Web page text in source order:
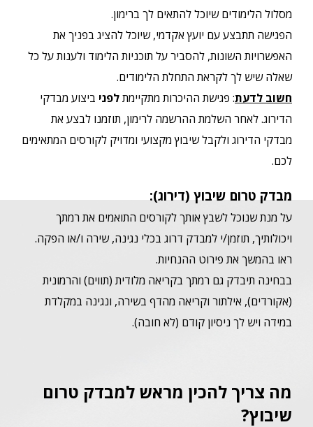
מסלול הלימודים שיוכל להתאים לך ברימון.
הפגישה תתבצע עם יועץ אקדמי, שיוכל להציג בפניך את
האפשרויות השונות, להסביר על תוכניות הלימוד ולענות על כל
שאלה שיש לך לקראת התחלת הלימודים.
חשוב לדעת: פגישת ההיכרות מתקיימתלפני ביצוע מבדקי
הדירוג. לאחר השלמת ההרשמה לרימון, תוזמנו לבצע את
מבדקי הדירוג ולקבל שיבוץ מקצועי ומדויק לקורסים המתאימים
לכם.
מבדק טרום שיבוץ (דירוג):
על מנת שנוכל לשבץ אותך לקורסים התואמים את רמתך
ויכולותיך, תוזמן/י למבדק דרוג בכלי נגינה, שירה ו/או הפקה.
ראו בהמשך את פירוט ההנחיות.
בבחינה תיבדק גם רמתך בקריאה מלודית (תווים) והרמונית
(אקורדים), אילתור וקריאה מהדף בשירה, ונגינה במקלדת
במידה ויש לך ניסיון קודם (לא חובה).
מה צריך להכין מראש למבדק טרום
שיבוץ?